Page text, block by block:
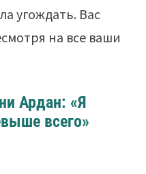
угождать. Вас
на все ваши
Ардан: «Я
всего»